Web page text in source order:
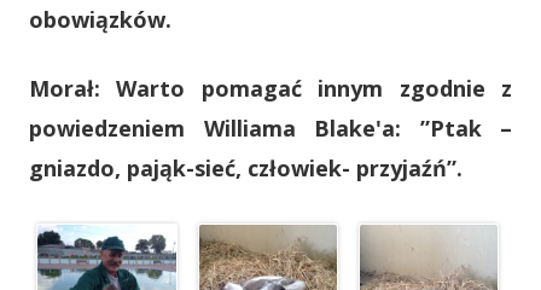
obowiązków.
Morał: Warto pomagać innym zgodnie z
powiedzeniem Williama Blake'a: ”Ptak –
gniazdo, pająk-sieć, człowiek- przyjaźń”.